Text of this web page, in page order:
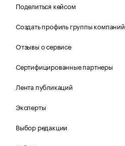
Поделиться кейсом
Создать профиль группы компаний
Отзывы о сервисе
Сертифицированные партнеры
Лента публикаций
Эксперты
Выбор редакции